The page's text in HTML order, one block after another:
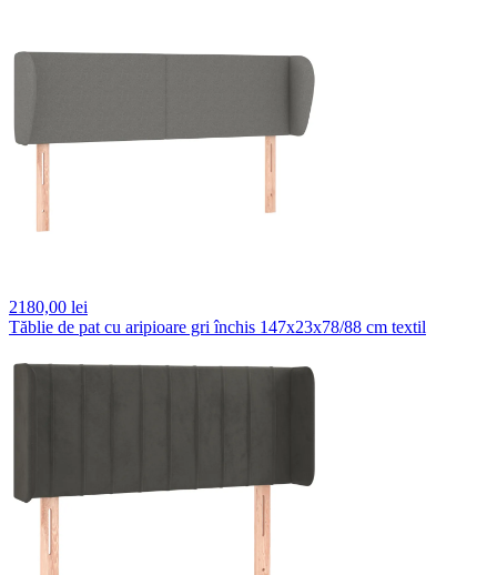
2180,00 lei
Tăblie de pat cu aripioare gri închis 147x23x78/88 cm textil